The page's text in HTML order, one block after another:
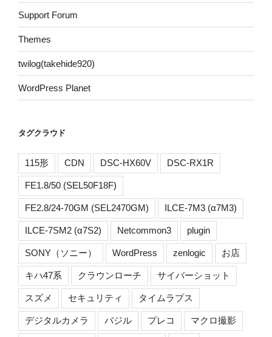
Support Forum
Themes
twilog(takehide920)
WordPress Planet
タグクラウド
115形 CDN DSC-HX60V DSC-RX1R
FE1.8/50 (SEL50F18F)
FE2.8/24-70GM (SEL2470GM) ILCE-7M3 (α7M3)
ILCE-7SM2 (α7S2) Netcommon3 plugin
SONY（ソニー） WordPress zenlogic お店
キハ47系 クラウンローチ サイバーショット
スズメ セキュリティ タイムラプス
デジタルカメラ バジル プレコ マクロ撮影